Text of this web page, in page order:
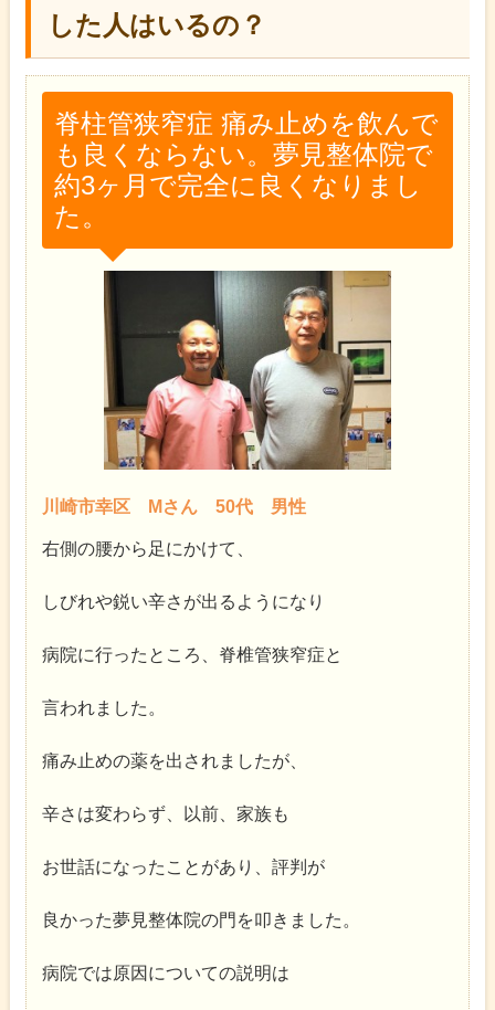
した人はいるの？
脊柱管狭窄症 痛み止めを飲んで
も良くならない。夢見整体院で
約3ヶ月で完全に良くなりまし
た。
川崎市幸区 Mさん 50代 男性
右側の腰から足にかけて、
しびれや鋭い辛さが出るようになり
病院に行ったところ、脊椎管狭窄症と
言われました。
痛み止めの薬を出されましたが、
辛さは変わらず、以前、家族も
お世話になったことがあり、評判が
良かった夢見整体院の門を叩きました。
病院では原因についての説明は